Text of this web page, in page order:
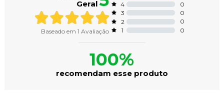
Geral
Baseado em 1 Avaliação
4
0
3
0
2
0
1
0
100%
recomendam esse produto